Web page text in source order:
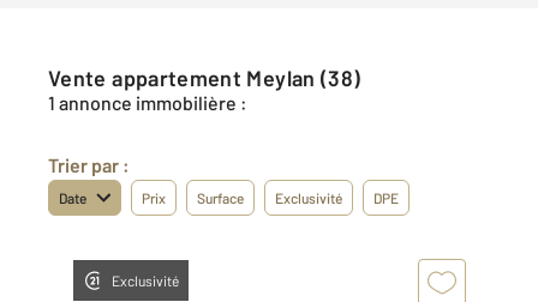
Vente appartement Meylan (38)
1 annonce immobilière :
Trier par :
Date Prix Surface Exclusivité DPE
Exclusivité